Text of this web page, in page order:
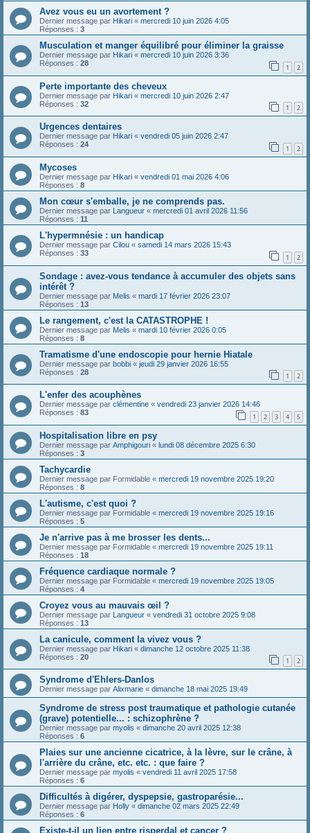
Avez vous eu un avortement ?
Dernier message par Hikari « mercredi 10 juin 2026 4:05
Réponses : 3
Musculation et manger équilibré pour éliminer la graisse
Dernier message par Hikari « mercredi 10 juin 2026 3:36
Réponses : 28 1 2
Perte importante des cheveux
Dernier message par Hikari « mercredi 10 juin 2026 2:47
Réponses : 32 1 2
Urgences dentaires
Dernier message par Hikari « vendredi 05 juin 2026 2:47
Réponses : 24 1 2
Mycoses
Dernier message par Hikari « vendredi 01 mai 2026 4:06
Réponses : 8
Mon cœur s'emballe, je ne comprends pas.
Dernier message par Langueur « mercredi 01 avril 2026 11:56
Réponses : 11
L'hypermnésie : un handicap
Dernier message par Cilou « samedi 14 mars 2026 15:43
Réponses : 33 1 2
Sondage : avez-vous tendance à accumuler des objets sans
intérêt ?
Dernier message par Melis « mardi 17 février 2026 23:07
Réponses : 13
Le rangement, c'est la CATASTROPHE !
Dernier message par Melis « mardi 10 février 2026 0:05
Réponses : 8
Tramatisme d'une endoscopie pour hernie Hiatale
Dernier message par bobbi « jeudi 29 janvier 2026 16:55
Réponses : 28 1 2
L'enfer des acouphènes
Dernier message par clémentine « vendredi 23 janvier 2026 14:46
Réponses : 83 1 2 3 4 5
Hospitalisation libre en psy
Dernier message par Amphigouri « lundi 08 décembre 2025 6:30
Réponses : 3
Tachycardie
Dernier message par Formidable « mercredi 19 novembre 2025 19:20
Réponses : 8
L'autisme, c'est quoi ?
Dernier message par Formidable « mercredi 19 novembre 2025 19:16
Réponses : 5
Je n'arrive pas à me brosser les dents...
Dernier message par Formidable « mercredi 19 novembre 2025 19:11
Réponses : 18
Fréquence cardiaque normale ?
Dernier message par Formidable « mercredi 19 novembre 2025 19:05
Réponses : 4
Croyez vous au mauvais œil ?
Dernier message par Langueur « vendredi 31 octobre 2025 9:08
Réponses : 13
La canicule, comment la vivez vous ?
Dernier message par Hikari « dimanche 12 octobre 2025 11:38
Réponses : 20 1 2
Syndrome d'Ehlers-Danlos
Dernier message par Alixmarie « dimanche 18 mai 2025 19:49
Syndrome de stress post traumatique et pathologie cutanée
(grave) potentielle... : schizophrène ?
Dernier message par myolis « dimanche 20 avril 2025 12:38
Réponses : 6
Plaies sur une ancienne cicatrice, à la lèvre, sur le crâne, à
l'arrière du crâne, etc. etc. : que faire ?
Dernier message par myolis « vendredi 11 avril 2025 17:58
Réponses : 6
Difficultés à digérer, dyspepsie, gastroparésie...
Dernier message par Holly « dimanche 02 mars 2025 22:49
Réponses : 6
Existe-t-il un lien entre risperdal et cancer ?